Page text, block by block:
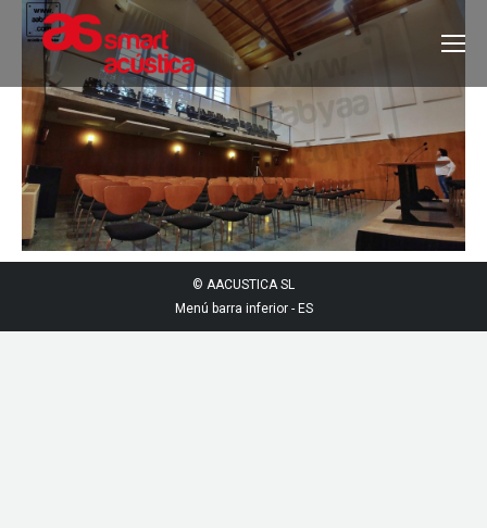
© AACUSTICA SL
Menú barra inferior - ES